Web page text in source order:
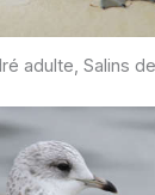
adulte, Salins